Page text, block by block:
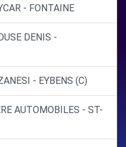
- FONTAINE
DENIS -
- EYBENS (C)
AUTOMOBILES - ST-